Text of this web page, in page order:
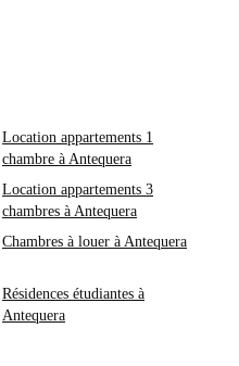
Location appartements 1
chambre à Antequera
Location appartements 3
chambres à Antequera
Chambres à louer à Antequera
Résidences étudiantes à
Antequera